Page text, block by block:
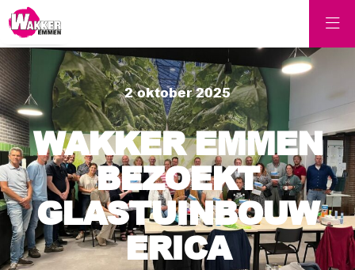
2 oktober 2025
WAKKER EMMEN
BEZOEKT
GLASTUINBOUW
ERICA